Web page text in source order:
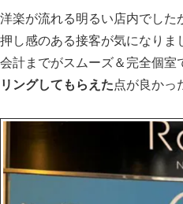
洋楽が流れる明るい店内でした
押し感のある接客が気になりま
会計までがスムーズ＆完全個室
リングしてもらえた点が良かっ